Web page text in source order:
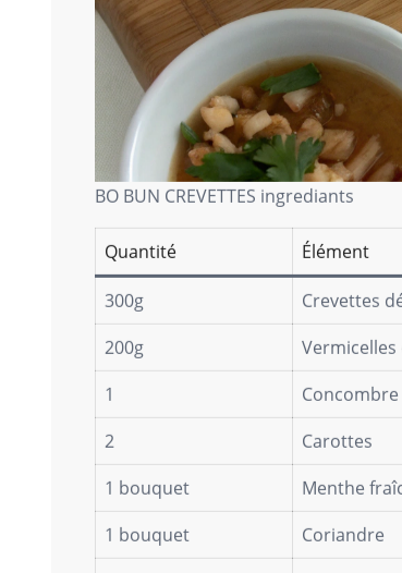
BO BUN CREVETTES ingrediants
Quantité Élément
300g Crevettes
200g
Vermicelles
1
Concombre
2
Carottes
1 bouquet
Menthe
1 bouquet
Coriandre